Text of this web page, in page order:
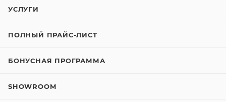
УСЛУГИ
ПОЛНЫЙ ПРАЙС-ЛИСТ
БОНУСНАЯ ПРОГРАММА
SHOWROOM